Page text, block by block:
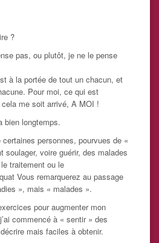
?
pas, ou plutôt, je ne le pense
à la portée de tout un chacun, et
Pour moi, ce qui est
cela me soit arrivé, A MOI !
bien longtemps.
certaines personnes, pourvues de «
soulager, voire guérir, des malades
traitement ou le
Vous remarquerez au passage
», mais « malades ».
pour augmenter mon
commencé à « sentir » des
mais faciles à obtenir.